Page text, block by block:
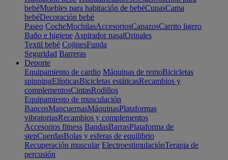
bebéMuebles para habitación de bebéCunasCama
bebéDecoración bebé
Paseo CocheMochilasAccesoriosCapazosCarrito ligero
Baño e higiene Aspirador nasalOrinales
Textil bebé CojinesFunda
Seguridad Barreras
Deporte
Equipamiento de cardio Máquinas de remoBicicletas
spinningElípticasBicicletas estáticasRecambios y
complementosCintasRodillos
Equipamiento de musculación
BancosMancuernasMáquinasPlataformas
vibratoriasRecambios y complementos
Accesorios fitness BandasBarrasPlataforma de
stepCuerdasBolas y esferas de equilibrio
Recuperación muscular ElectroestimulaciónTerapia de
percusión